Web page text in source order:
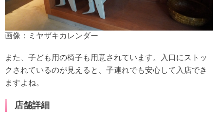
画像：ミヤザキカレンダー
また、子ども用の椅子も用意されています。入口にストッ
クされているのが見えると、子連れでも安心して入店でき
ますよね。
店舗詳細